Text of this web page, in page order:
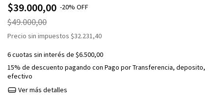
$39.000,00 -20% OFF
$49.000,00
Precio sin impuestos $32.231,40
6cuotas sin interés de $6.500,00
15% de descuento pagando con Pago por Transferencia, deposito,
efectivo
Ver más detalles